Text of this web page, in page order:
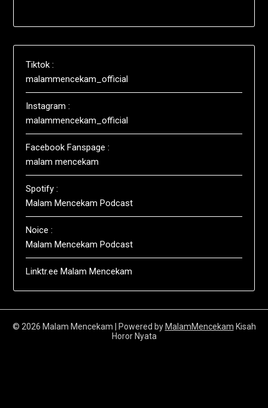
Tiktok :
malammencekam_official
Instagram :
malammencekam_official
Facebook Fanspage :
malam mencekam
Spotify :
Malam Mencekam Podcast
Noice :
Malam Mencekam Podcast
Linktr.ee Malam Mencekam
© 2026 Malam Mencekam | Powered by MalamMencekam Kisah
Horor Nyata